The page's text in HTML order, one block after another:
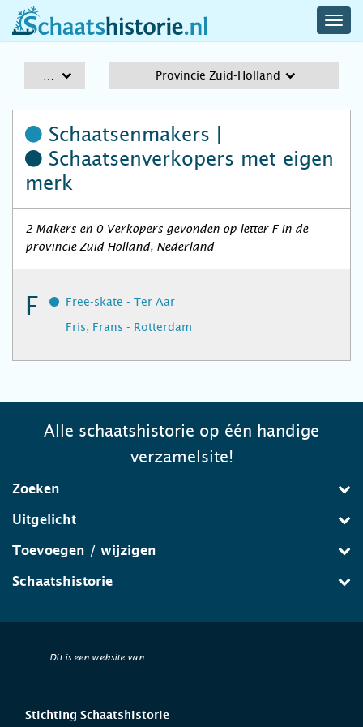
schaatshistorie.nl
Provincie Zuid-Holland
Schaatsenmakers |
Schaatsenverkopers met eigen
merk
2 Makers en 0 Verkopers gevonden op letter F in de
provincie Zuid-Holland, Nederland
F
Free-skate - Ter Aar
Fris, Frans - Rotterdam
Alle schaatshistorie op één handige
verzamelsite!
Zoeken
Uitgelicht
Toevoegen / wijzigen
Schaatshistorie
Dit is een website van
Stichting Schaatshistorie